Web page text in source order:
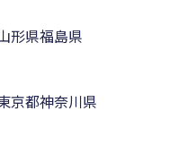
形県福島県
京都神奈川県